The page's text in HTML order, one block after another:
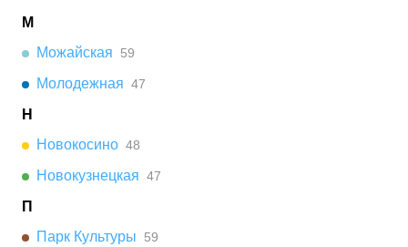
М
Можайская
59
Молодежная 47
Н
Новокосино 48
Новокузнецкая 47
П
Парк Культуры
59